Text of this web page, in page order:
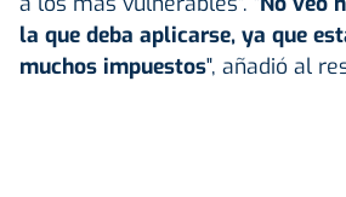
la que deba aplicarse, ya que
muchos impuestos", añadió al